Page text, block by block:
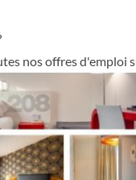
nos offres d'emploi